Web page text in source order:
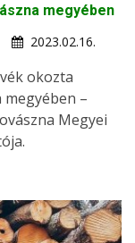
megyében
2023.02.16.
okozta
–
Megyei